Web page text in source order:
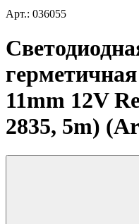
Арт.: 036055
11mm 12V
2835, 5m)